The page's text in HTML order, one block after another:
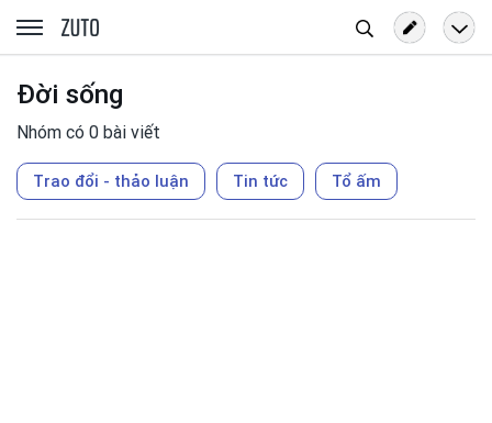
zuto.vn
kiếm
Đời sống
Nhóm có 0 bài viết
Trao đổi - thảo luận Tin tức Tổ ấm